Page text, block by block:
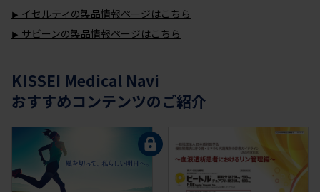
イセルティの製品情報ページはこちら
サビーンの製品情報ページはこちら
KISSEI Medical Navi
おすすめコンテンツのご紹介